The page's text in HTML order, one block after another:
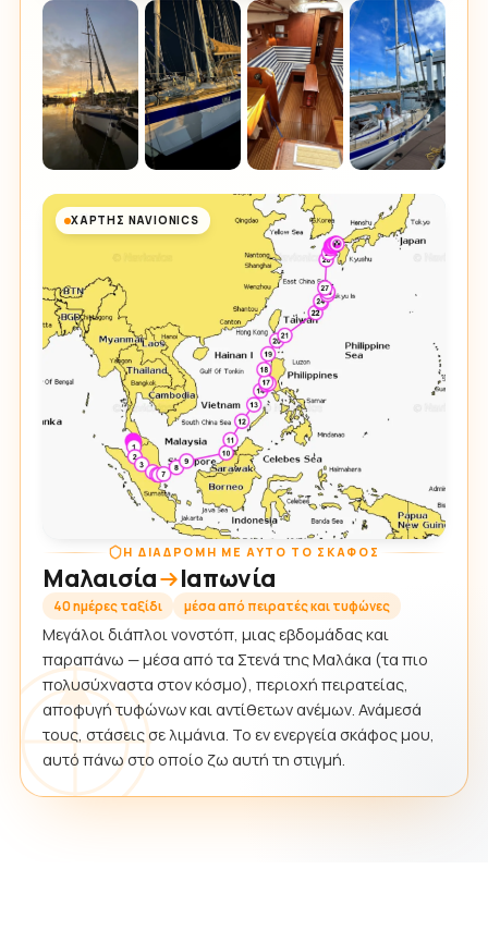
ΧΆΡΤΗΣ NAVIONICS
Η ΔΙΑΔΡΟΜΉ ΜΕ ΑΥΤΌ ΤΟ ΣΚΆΦΟΣ
Μαλαισία Ιαπωνία
40 ημέρες ταξίδι μέσα από πειρατές και τυφώνες
Μεγάλοι διάπλοι νονστόπ, μιας εβδομάδας και
παραπάνω — μέσα από τα Στενά της Μαλάκα (τα πιο
πολυσύχναστα στον κόσμο), περιοχή πειρατείας,
αποφυγή τυφώνων και αντίθετων ανέμων. Ανάμεσά
τους, στάσεις σε λιμάνια. Το εν ενεργεία σκάφος μου,
αυτό πάνω στο οποίο ζω αυτή τη στιγμή.